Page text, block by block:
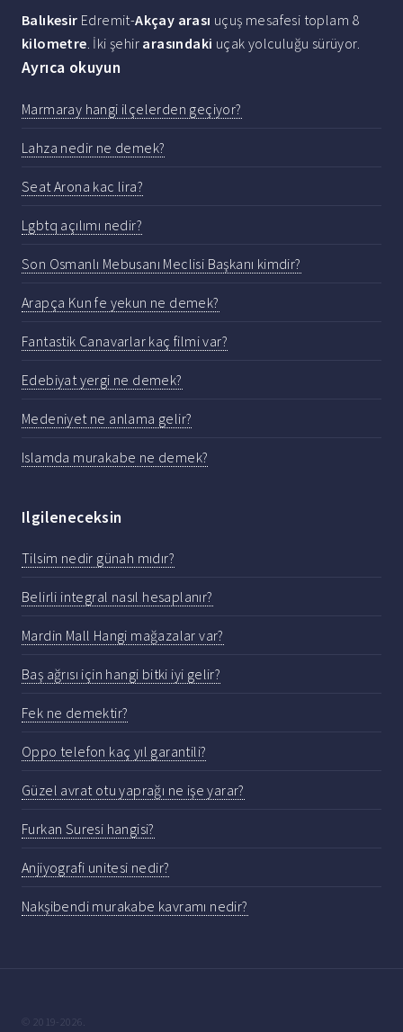
Balıkesir Edremit-Akçay arası uçuş mesafesi toplam 8
kilometre. İki şehir arasındaki uçak yolculuğu sürüyor.
Ayrıca okuyun
Marmaray hangi ilçelerden geçiyor?
Lahza nedir ne demek?
Seat Arona kac lira?
Lgbtq açılımı nedir?
Son Osmanlı Mebusanı Meclisi Başkanı kimdir?
Arapça Kun fe yekun ne demek?
Fantastik Canavarlar kaç filmi var?
Edebiyat yergi ne demek?
Medeniyet ne anlama gelir?
Islamda murakabe ne demek?
Ilgileneceksin
Tilsim nedir günah mıdır?
Belirli integral nasıl hesaplanır?
Mardin Mall Hangi mağazalar var?
Baş ağrısı için hangi bitki iyi gelir?
Fek ne demektir?
Oppo telefon kaç yıl garantili?
Güzel avrat otu yaprağı ne işe yarar?
Furkan Suresi hangisi?
Anjiyografi unitesi nedir?
Nakşibendi murakabe kavramı nedir?
© 2019-2026.